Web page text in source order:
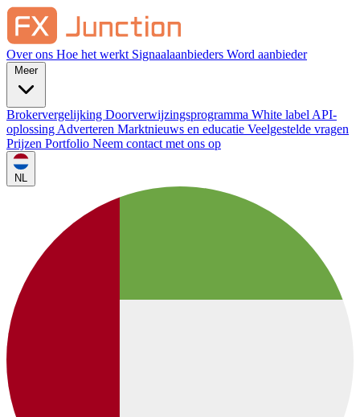
Over ons Hoe het werkt Signaalaanbieders Word aanbieder
Meer
Brokervergelijking Doorverwijzingsprogramma White label API-
oplossing Adverteren Marktnieuws en educatie Veelgestelde vragen
Prijzen Portfolio Neem contact met ons op
NL